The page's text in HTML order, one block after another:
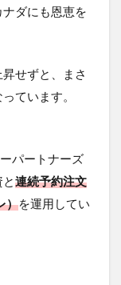
ダにも恩恵を
せずと、まさ
ています。
パートナーズ
連続予約注文
）を運用してい